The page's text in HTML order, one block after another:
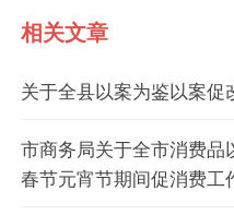
相关文章
关于全县以案为鉴以案
市商务局关于全市消费
春节元宵节期间促消费工